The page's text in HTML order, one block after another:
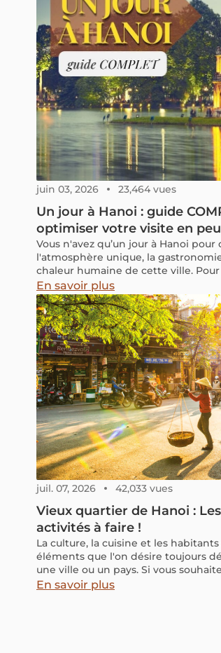
juin 03, 2026 23,464 vues
Un jour à Hanoi : guide
optimiser votre visite en
Vous n'avez qu’un jour à Hanoi pour
l'atmosphère unique, la
chaleur humaine de cette ville.
le meilleur parti de cette journée,
sélectionné des expériences
correspondent parfaitement à vos
découvrir Hanoi comme jamais
En savoir plus
juil. 07, 2026 42,033 vues
Vieux quartier de Hanoi :
activités à faire !
La culture, la cuisine et les
éléments que l'on désire toujours
une ville ou un pays. Si vous
pleinement l'expérience d'un
En savoir plus